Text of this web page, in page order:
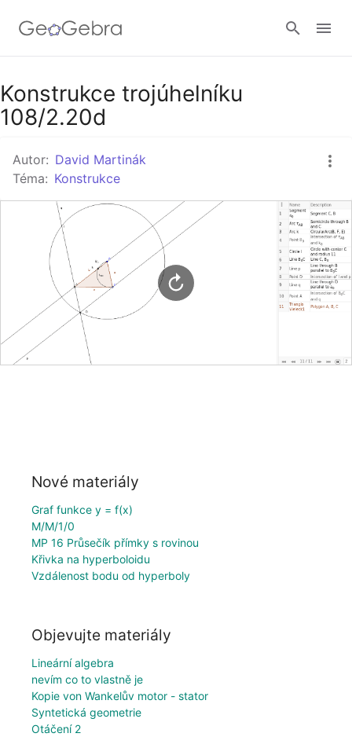
Google Classroom
Přihlásit
Konstrukce trojúhelníku
108/2.20d
Autor: David Martinák
Téma: Konstrukce
Nové materiály
Graf funkce y = f(x)
M/M/1/0
MP 16 Průsečík přímky s rovinou
Křivka na hyperboloidu
Vzdálenost bodu od hyperboly
Objevujte materiály
Lineární algebra
nevím co to vlastně je
Kopie von Wankelův motor - stator
Syntetická geometrie
Otáčení 2